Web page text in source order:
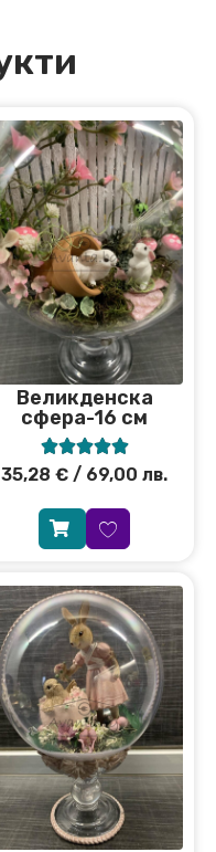
Великденска
сфера-16 см

35,28 € / 69,00 лв.